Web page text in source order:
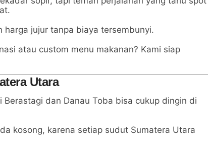
harga jujur tanpa biaya tersembunyi.
atau custom menu makanan? Kami siap
Utara
dan Danau Toba bisa cukup dingin di
kosong, karena setiap sudut Sumatera Utara